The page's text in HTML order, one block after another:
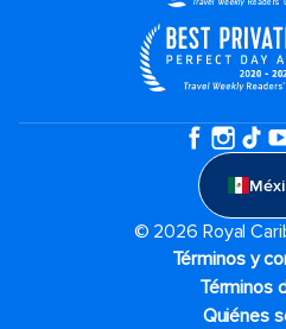
© 2026 Royal
Términos y
Términos
Quiénes